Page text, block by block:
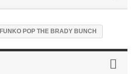
FUNKO POP THE BRADY BUNCH